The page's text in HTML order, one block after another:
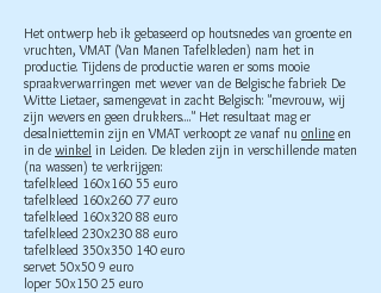
Het ontwerp heb ik gebaseerd op houtsnedes van groente en
vruchten, VMAT (Van Manen Tafelkleden) nam het in
productie. Tijdens de productie waren er soms mooie
spraakverwarringen met wever van de Belgische fabriek De
Witte Lietaer, samengevat in zacht Belgisch: "mevrouw, wij
zijn wevers en geen drukkers...." Het resultaat mag er
desalniettemin zijn en VMAT verkoopt ze vanaf nu online en
in de winkel in Leiden. De kleden zijn in verschillende maten
(na wassen) te verkrijgen:
tafelkleed 160x160 55 euro
tafelkleed 160x260 77 euro
tafelkleed 160x320 88 euro
tafelkleed 230x230 88 euro
tafelkleed 350x350 140 euro
servet 50x50 9 euro
loper 50x150 25 euro